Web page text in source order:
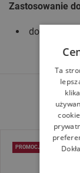
Zastosowanie
do OF 900,
PROMOCJA
Ta